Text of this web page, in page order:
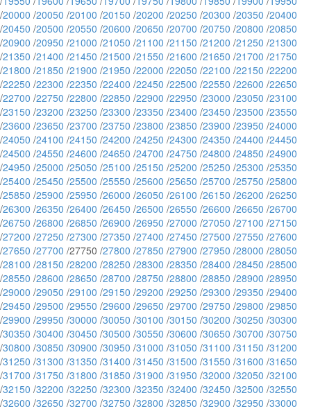
/20000 /20050 /20100 /20150 /20200 /20250 /20300 /20350 /20400
/20450 /20500 /20550 /20600 /20650 /20700 /20750 /20800 /20850
/20900 /20950 /21000 /21050 /21100 /21150 /21200 /21250 /21300
/21350 /21400 /21450 /21500 /21550 /21600 /21650 /21700 /21750
/21800 /21850 /21900 /21950 /22000 /22050 /22100 /22150 /22200
/22250 /22300 /22350 /22400 /22450 /22500 /22550 /22600 /22650
/22700 /22750 /22800 /22850 /22900 /22950 /23000 /23050 /23100
/23150 /23200 /23250 /23300 /23350 /23400 /23450 /23500 /23550
/23600 /23650 /23700 /23750 /23800 /23850 /23900 /23950 /24000
/24050 /24100 /24150 /24200 /24250 /24300 /24350 /24400 /24450
/24500 /24550 /24600 /24650 /24700 /24750 /24800 /24850 /24900
/24950 /25000 /25050 /25100 /25150 /25200 /25250 /25300 /25350
/25400 /25450 /25500 /25550 /25600 /25650 /25700 /25750 /25800
/25850 /25900 /25950 /26000 /26050 /26100 /26150 /26200 /26250
/26300 /26350 /26400 /26450 /26500 /26550 /26600 /26650 /26700
/26750 /26800 /26850 /26900 /26950 /27000 /27050 /27100 /27150
/27200 /27250 /27300 /27350 /27400 /27450 /27500 /27550 /27600
/27650 /27700 /27750 /27800 /27850 /27900 /27950 /28000 /28050
/28100 /28150 /28200 /28250 /28300 /28350 /28400 /28450 /28500
/28550 /28600 /28650 /28700 /28750 /28800 /28850 /28900 /28950
/29000 /29050 /29100 /29150 /29200 /29250 /29300 /29350 /29400
/29450 /29500 /29550 /29600 /29650 /29700 /29750 /29800 /29850
/29900 /29950 /30000 /30050 /30100 /30150 /30200 /30250 /30300
/30350 /30400 /30450 /30500 /30550 /30600 /30650 /30700 /30750
/30800 /30850 /30900 /30950 /31000 /31050 /31100 /31150 /31200
/31250 /31300 /31350 /31400 /31450 /31500 /31550 /31600 /31650
/31700 /31750 /31800 /31850 /31900 /31950 /32000 /32050 /32100
/32150 /32200 /32250 /32300 /32350 /32400 /32450 /32500 /32550
/32600 /32650 /32700 /32750 /32800 /32850 /32900 /32950 /33000